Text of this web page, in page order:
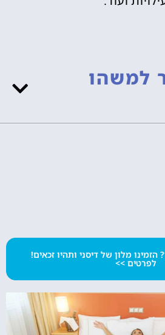
למשהו
מלון של דיסני ותהיו זכאים!
לפרטים >>